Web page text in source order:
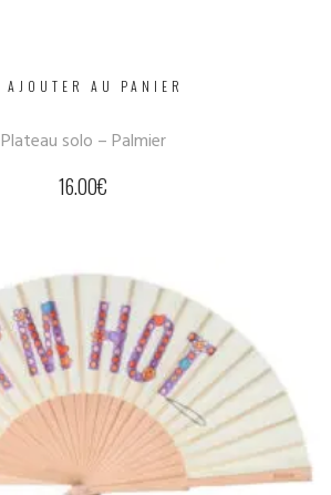
AJOUTER AU PANIER
Plateau solo – Palmier
16.00€